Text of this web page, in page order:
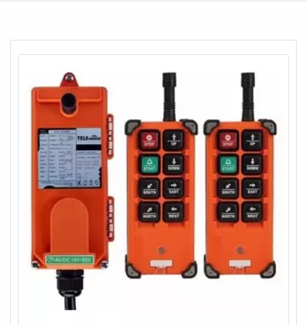
laterais fortes, tr